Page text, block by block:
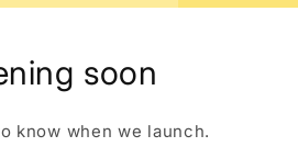
soon
know when we launch.